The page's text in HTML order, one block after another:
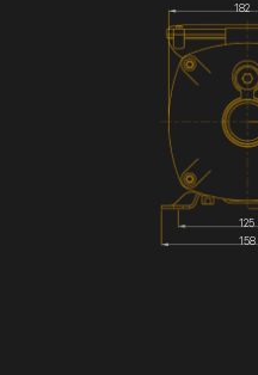
182
125
158